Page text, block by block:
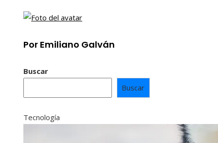
Por Emiliano Galván
Buscar
Buscar
Tecnología